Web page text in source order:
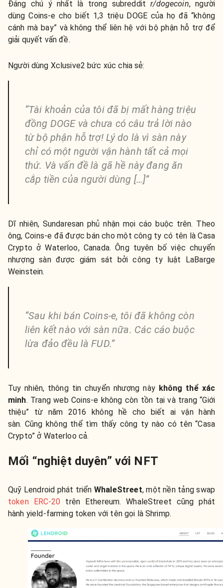
Đáng chú ý nhất là trong subredditr/dogecoin, người
dùng Coins-e cho biết ​​1,3 triệu DOGE của họ đã “không
cánh mà bay” và không thể liên hệ với bộ phận hỗ trợ để
giải quyết vấn đề.
Người dùng Xclusive2 bức xúc chia sẻ:
“Tài khoản của tôi đã bị mất hàng triệu
đồng DOGE và chưa có câu trả lời nào
từ bộ phận hỗ trợ! Lý do là vì sàn này
chỉ có một người vận hành tất cả mọi
thứ. Và vấn đề là gã hề này đang ăn
cắp tiền của người dùng […]”
Dĩ nhiên, Sundaresan phủ nhận mọi cáo buộc trên. Theo
ông, Coins-e đã được bán cho một công ty có tên là Casa
Crypto ở Waterloo, Canada. Ông tuyên bố việc chuyển
nhượng sàn được giám sát bởi công ty luật LaBarge
Weinstein.
“Sau khi bán Coins-e, tôi đã không còn
liên kết nào với sàn nữa. Các cáo buộc
lừa đảo đều là FUD.”
Tuy nhiên, thông tin chuyển nhượng này không thể xác
minh. Trang web Coins-e không còn tồn tại và trang “Giới
thiệu” từ năm 2016 không hề cho biết ai vận hành
sàn. Cũng không thể tìm thấy công ty nào có tên “Casa
Crypto” ở Waterloo cả.
Mối “nghiệt duyên” với NFT
Quỹ Lendroid phát triểnWhaleStreet, một nền tảng swap
token ERC-20 trên Ethereum. WhaleStreet cũng phát
hành yield-farming token với tên gọi là Shrimp.